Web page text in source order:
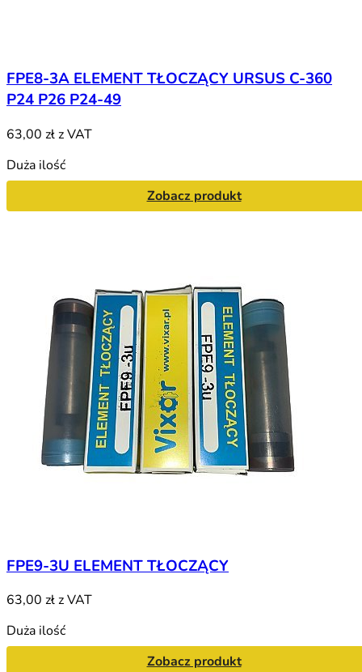
FPE8-3A ELEMENT TŁOCZĄCY URSUS C-360
P24 P26 P24-49
63,00 złz VAT
Duża ilość
Zobacz produkt
FPE9-3U ELEMENT TŁOCZĄCY
63,00 złz VAT
Duża ilość
Zobacz produkt